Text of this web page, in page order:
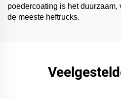
poedercoating is het
de meeste heftrucks.